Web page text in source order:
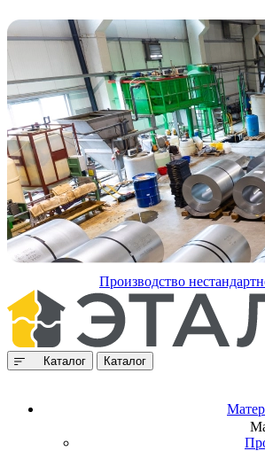
Производство
Каталог Каталог